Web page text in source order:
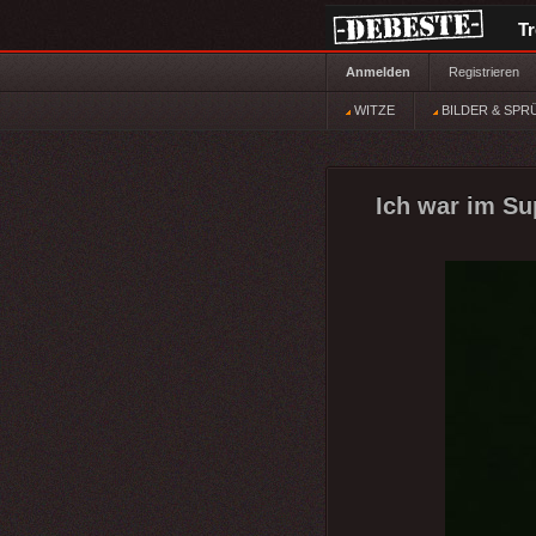
Anmelden Registrieren
WITZE BILDER &
Ich war im